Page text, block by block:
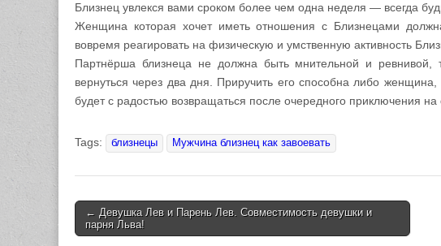
Близнец увлекся вами сроком более чем одна неделя — всегда
Женщина которая хочет иметь отношения с Близнецами
вовремя реагировать на физическую и умственную активность
Партнёрша близнеца не должна быть мнительной и ревнивой,
вернуться через два дня. Приручить его способна либо
будет с радостью возвращаться после очередного приключения на
Tags: близнецы Мужчина близнец как завоевать
Post navigation
← Девушка Лев и Парень Лев. Совместимость девушки и
парня Льва!